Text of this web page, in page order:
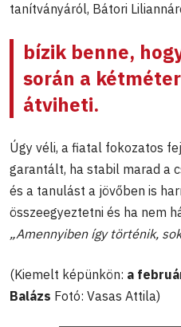
tanítványáról, Bátori
bízik benne,
során a
átviheti.
Úgy véli, a fiatal fokozatos
garantált, ha stabil marad a
és a tanulást a jövőben is
összeegyeztetni és ha nem
„Amennyiben így történik,
(Kiemelt képünkön: a
Balázs Fotó: Vasas Attila)